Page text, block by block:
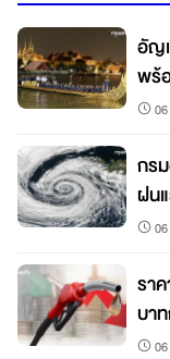
อัญ
พร้
กร
ฝน
รา
บา